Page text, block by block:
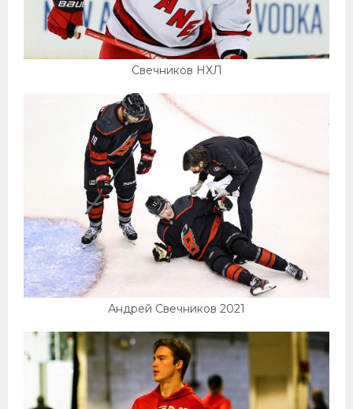
Свечников НХЛ
Андрей Свечников 2021